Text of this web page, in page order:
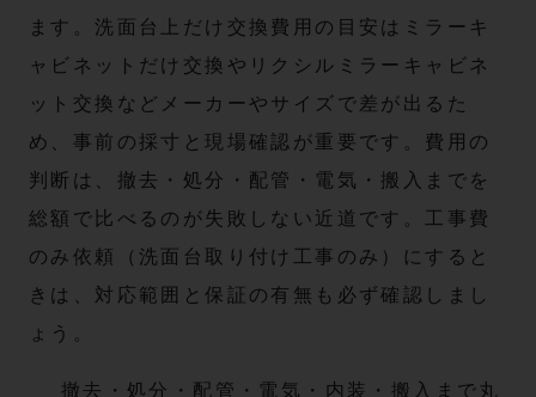
ます。洗面台上だけ交換費用の目安はミラーキ
ャビネットだけ交換やリクシルミラーキャビネ
ット交換などメーカーやサイズで差が出るた
め、事前の採寸と現場確認が重要です。費用の
判断は、撤去・処分・配管・電気・搬入までを
総額で比べるのが失敗しない近道です。工事費
のみ依頼（洗面台取り付け工事のみ）にすると
きは、対応範囲と保証の有無も必ず確認しまし
ょう。
撤去・処分・配管・電気・内装・搬入まで丸